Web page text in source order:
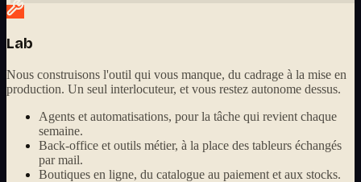
Lab
Nous construisons l'outil qui vous manque, du cadrage à la mise en
production. Un seul interlocuteur, et vous restez autonome dessus.
Agents et automatisations, pour la tâche qui revient chaque
semaine.
Back-office et outils métier, à la place des tableurs échangés
par mail.
Boutiques en ligne, du catalogue au paiement et aux stocks.